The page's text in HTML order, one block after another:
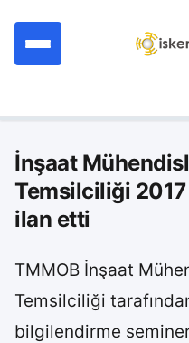
İnşaat
Temsilciliği 2017
ilan etti
TMMOB İnşaat
Temsilciliği
bilgilendirme